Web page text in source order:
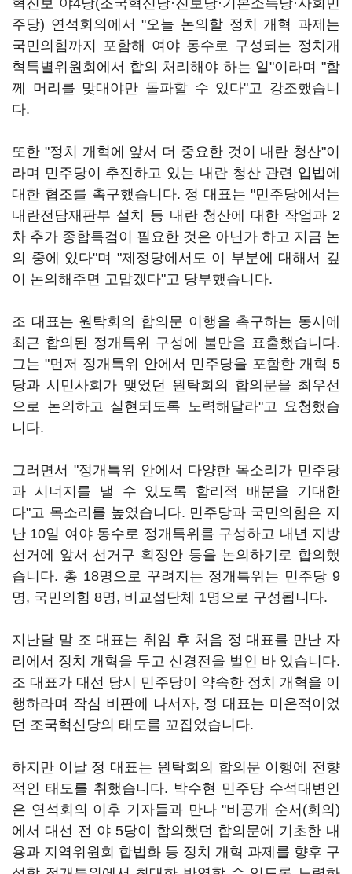
혁진보 야4당(조국혁신당·진보당·기본소득당·사회민
주당) 연석회의에서 "오늘 논의할 정치 개혁 과제는
국민의힘까지 포함해 여야 동수로 구성되는 정치개
혁특별위원회에서 합의 처리해야 하는 일"이라며 "함
께 머리를 맞대야만 돌파할 수 있다"고 강조했습니
다.
또한 "정치 개혁에 앞서 더 중요한 것이 내란 청산"이
라며 민주당이 추진하고 있는 내란 청산 관련 입법에
대한 협조를 촉구했습니다. 정 대표는 "민주당에서는
내란전담재판부 설치 등 내란 청산에 대한 작업과 2
차 추가 종합특검이 필요한 것은 아닌가 하고 지금 논
의 중에 있다"며 "제정당에서도 이 부분에 대해서 깊
이 논의해주면 고맙겠다"고 당부했습니다.
조 대표는 원탁회의 합의문 이행을 촉구하는 동시에
최근 합의된 정개특위 구성에 불만을 표출했습니다.
그는 "먼저 정개특위 안에서 민주당을 포함한 개혁 5
당과 시민사회가 맺었던 원탁회의 합의문을 최우선
으로 논의하고 실현되도록 노력해달라"고 요청했습
니다.
그러면서 "정개특위 안에서 다양한 목소리가 민주당
과 시너지를 낼 수 있도록 합리적 배분을 기대한
다"고 목소리를 높였습니다. 민주당과 국민의힘은 지
난 10일 여야 동수로 정개특위를 구성하고 내년 지방
선거에 앞서 선거구 획정안 등을 논의하기로 합의했
습니다. 총 18명으로 꾸려지는 정개특위는 민주당 9
명, 국민의힘 8명, 비교섭단체 1명으로 구성됩니다.
지난달 말 조 대표는 취임 후 처음 정 대표를 만난 자
리에서 정치 개혁을 두고 신경전을 벌인 바 있습니다.
조 대표가 대선 당시 민주당이 약속한 정치 개혁을 이
행하라며 작심 비판에 나서자, 정 대표는 미온적이었
던 조국혁신당의 태도를 꼬집었습니다.
하지만 이날 정 대표는 원탁회의 합의문 이행에 전향
적인 태도를 취했습니다. 박수현 민주당 수석대변인
은 연석회의 이후 기자들과 만나 "비공개 순서(회의)
에서 대선 전 야 5당이 합의했던 합의문에 기초한 내
용과 지역위원회 합법화 등 정치 개혁 과제를 향후 구